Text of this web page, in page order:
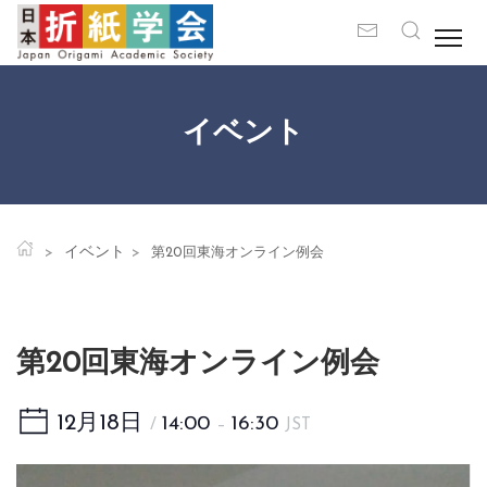
イベント
イベント 第20回東海オンライン例会
第20回東海オンライン例会
12月18日 / 14:00 – 16:30 JST